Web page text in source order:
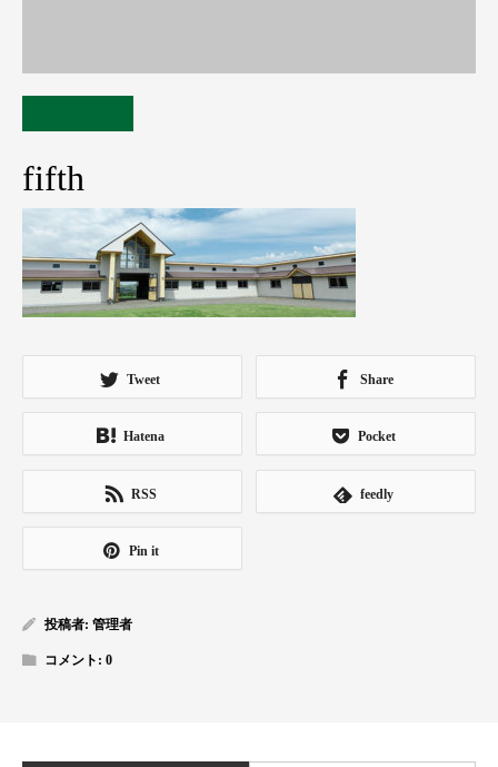
fifth
Tweet Share
Hatena Pocket
RSS feedly
Pin it
投稿者: 管理者
コメント: 0